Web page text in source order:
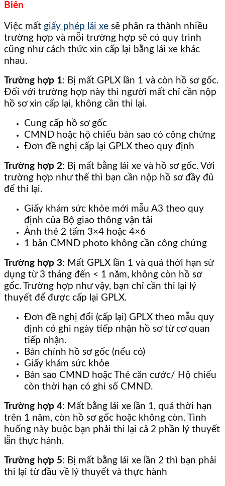
Biên
Việc mất giấy phép lái xe sẽ phân ra thành nhiều
trường hợp và mỗi trường hợp sẽ có quy trình
cũng như cách thức xin cấp lại bằng lái xe khác
nhau.
Trường hợp 1: Bị mất GPLX lần 1 và còn hồ sơ gốc.
Đối với trường hợp này thì người mất chỉ cần nộp
hồ sơ xin cấp lại, không cần thi lại.
Cung cấp hồ sơ gốc
CMND hoặc hộ chiếu bản sao có công chứng
Đơn đề nghị cấp lại GPLX theo quy định
Trường hợp 2: Bị mất bằng lái xe và hồ sơ gốc. Với
trường hợp như thế thì bạn cần nộp hồ sơ đầy đủ
để thi lại.
Giấy khám sức khỏe mới mẫu A3 theo quy
định của Bộ giao thông vận tải
Ảnh thẻ 2 tấm 3×4 hoặc 4×6
1 bản CMND photo không cần công chứng
Trường hợp 3: Mất GPLX lần 1 và quá thời hạn sử
dụng từ 3 tháng đến < 1 năm, không còn hồ sơ
gốc. Trường hợp như vậy, bạn chỉ cần thi lại lý
thuyết để được cấp lại GPLX.
Đơn đề nghị đổi (cấp lại) GPLX theo mẫu quy
định có ghi ngày tiếp nhận hồ sơ từ cơ quan
tiếp nhận.
Bản chính hồ sơ gốc (nếu có)
Giấy khám sức khỏe
Bản sao CMND hoặc Thẻ căn cước/ Hộ chiếu
còn thời hạn có ghi số CMND.
Trường hợp 4: Mất bằng lái xe lần 1, quá thời hạn
trên 1 năm, còn hồ sơ gốc hoặc không còn. Tình
huống này buộc bạn phải thi lại cả 2 phần lý thuyết
lẫn thực hành.
Trường hợp 5: Bị mất bằng lái xe lần 2 thì bạn phải
thi lại từ đầu về lý thuyết và thực hành